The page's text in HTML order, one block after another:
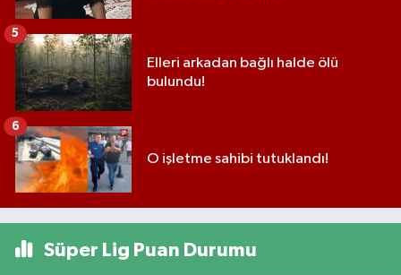
Elleri arkadan bağlı halde ölü
bulundu!
5
O işletme sahibi tutuklandı!
6
Süper Lig Puan Durumu